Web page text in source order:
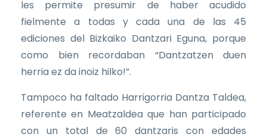
les permite presumir de haber acudido
fielmente a todas y cada una de las 45
ediciones del Bizkaiko Dantzari Eguna, porque
como bien recordaban “Dantzatzen duen
herria ez da inoiz hilko!”.
Tampoco ha faltado Harrigorria Dantza Taldea,
referente en Meatzaldea que han participado
con un total de 60 dantzaris con edades